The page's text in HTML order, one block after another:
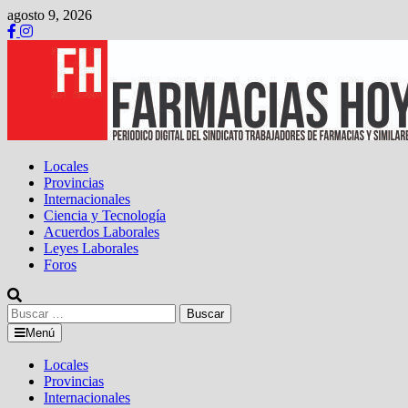
Saltar
al
contenido
agosto 9, 2026
Locales
Provincias
Internacionales
Ciencia y Tecnología
Acuerdos Laborales
Leyes Laborales
Foros
Buscar:
Menú
Locales
Provincias
Internacionales